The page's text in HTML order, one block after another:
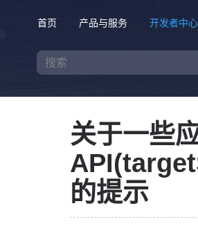
首页 产品与服务 开发者中心
关于一些
的提示